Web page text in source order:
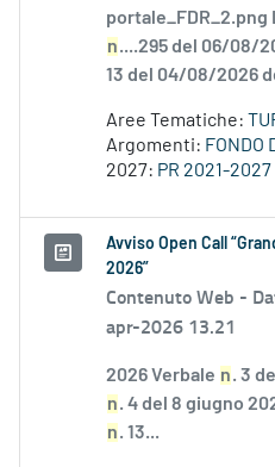
n....295 del 06/08/
13 del 04/08/2026
Aree Tematiche:
Argomenti: FONDO
2027: PR 2021-2027
Avviso Open Call
2026”
Contenuto Web -
apr-2026 13.21
2026 Verbale n. 3
n. 4 del 8 giugno
n. 13...